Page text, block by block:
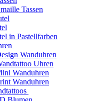
Tassen
in Pastellfarben
Wanduhren
Uhren
Wanduhren
Wanduhren